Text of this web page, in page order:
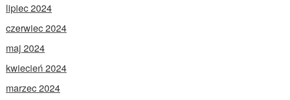
lipiec 2024
czerwiec 2024
maj 2024
kwiecień 2024
marzec 2024